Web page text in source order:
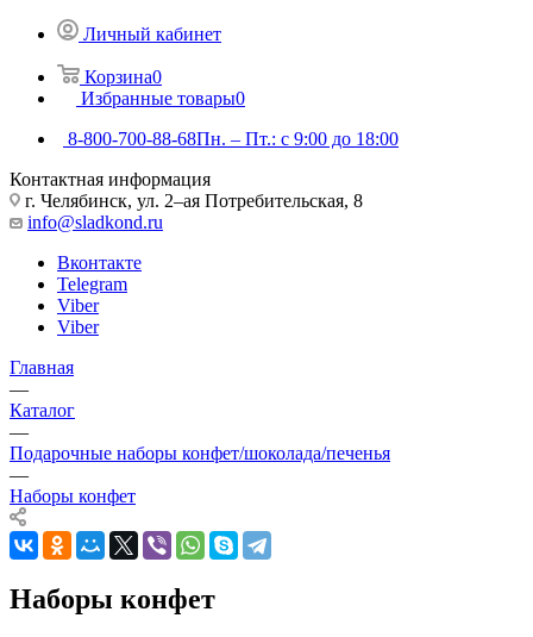
Личный кабинет
Корзина0
Избранные товары0
8-800-700-88-68Пн. – Пт.: с 9:00 до 18:00
Контактная информация
г. Челябинск, ул. 2–ая Потребительская, 8
info@sladkond.ru
Вконтакте
Telegram
Viber
Viber
Главная
—
Каталог
—
Подарочные наборы конфет/шоколада/печенья
—
Наборы конфет
Наборы конфет